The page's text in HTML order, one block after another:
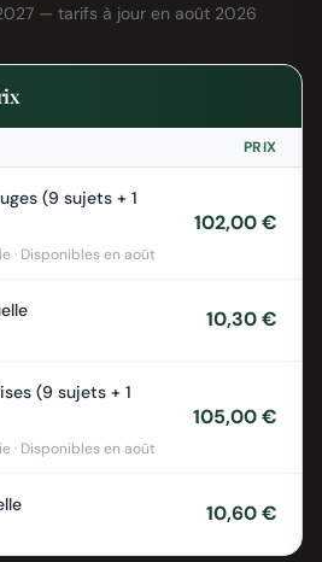
— tarifs à jour en août 2026
PRIX
(9 sujets + 1
· Disponibles en août
102,00 €
10,30 €
(9 sujets + 1
· Disponibles en août
105,00 €
10,60 €